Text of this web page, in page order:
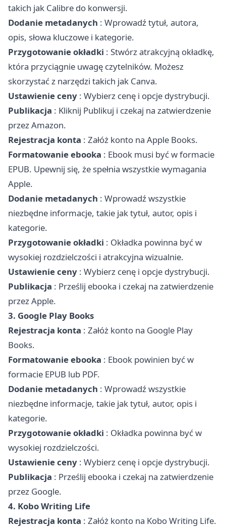
takich jak Calibre do konwersji.
Dodanie metadanych : Wprowadź tytuł, autora,
opis, słowa kluczowe i kategorie.
Przygotowanie okładki : Stwórz atrakcyjną okładkę,
która przyciągnie uwagę czytelników. Możesz
skorzystać z narzędzi takich jak Canva.
Ustawienie ceny : Wybierz cenę i opcje dystrybucji.
Publikacja : Kliknij Publikuj i czekaj na zatwierdzenie
przez Amazon.
Rejestracja konta : Załóż konto na Apple Books.
Formatowanie ebooka : Ebook musi być w formacie
EPUB. Upewnij się, że spełnia wszystkie wymagania
Apple.
Dodanie metadanych : Wprowadź wszystkie
niezbędne informacje, takie jak tytuł, autor, opis i
kategorie.
Przygotowanie okładki : Okładka powinna być w
wysokiej rozdzielczości i atrakcyjna wizualnie.
Ustawienie ceny : Wybierz cenę i opcje dystrybucji.
Publikacja : Prześlij ebooka i czekaj na zatwierdzenie
przez Apple.
3. Google Play Books
Rejestracja konta : Załóż konto na Google Play
Books.
Formatowanie ebooka : Ebook powinien być w
formacie EPUB lub PDF.
Dodanie metadanych : Wprowadź wszystkie
niezbędne informacje, takie jak tytuł, autor, opis i
kategorie.
Przygotowanie okładki : Okładka powinna być w
wysokiej rozdzielczości.
Ustawienie ceny : Wybierz cenę i opcje dystrybucji.
Publikacja : Prześlij ebooka i czekaj na zatwierdzenie
przez Google.
4. Kobo Writing Life
Rejestracja konta : Załóż konto na Kobo Writing Life.